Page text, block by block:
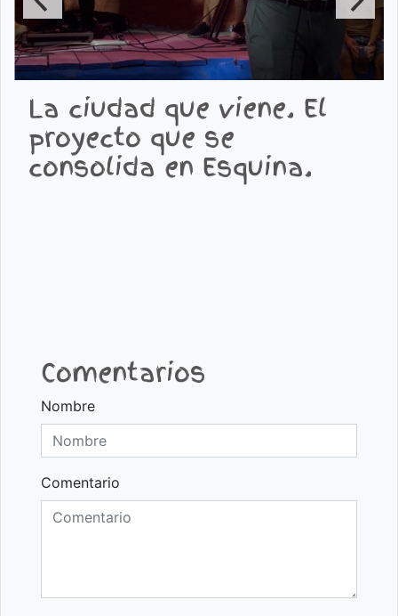
La ciudad que viene. El
proyecto que se
consolida en Esquina.
Comentarios
Nombre
Comentario